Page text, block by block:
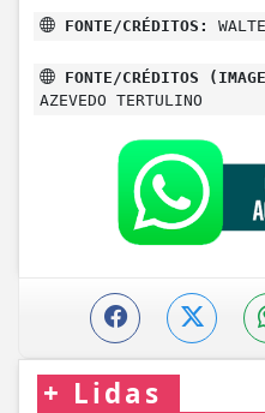
FONTE/CRÉDITOS:
FONTE/CRÉDITOS
AZEVEDO TERTULINO
+ Lidas